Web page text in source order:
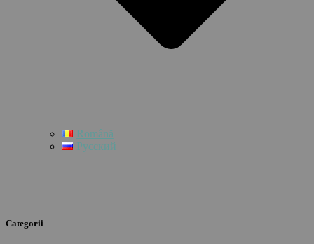
Română
Русский
Categorii